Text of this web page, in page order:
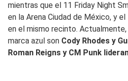
mientras que el 11 Friday Night
en la Arena Ciudad de México, y
en el mismo recinto.
marca azul son Cody Rhodes y
Roman Reigns y CM Punk